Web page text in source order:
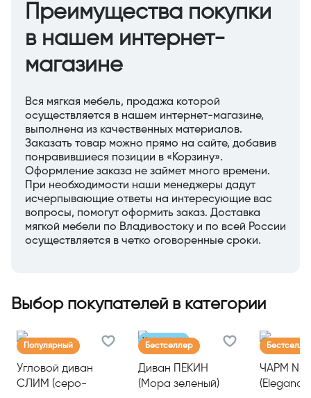
Преимущества покупки
в нашем интернет-
магазине
Вся мягкая мебель, продажа которой
осуществляется в нашем интернет-магазине,
выполнена из качественных материалов.
Заказать товар можно прямо на сайте, добавив
понравившиеся позиции в «Корзину».
Оформление заказа не займет много времени.
При необходимости наши менеджеры дадут
исчерпывающие ответы на интересующие вас
вопросы, помогут оформить заказ. Доставка
мягкой мебели по Владивостоку и по всей России
осуществляется в четко оговоренные сроки.
Выбор покупателей в категории
Популярный
Угловой диван
СЛИМ (серо-
Хит продаж
Бестселлер
Диван ПЕКИН
(Мора зеленый)
ЧАРМ